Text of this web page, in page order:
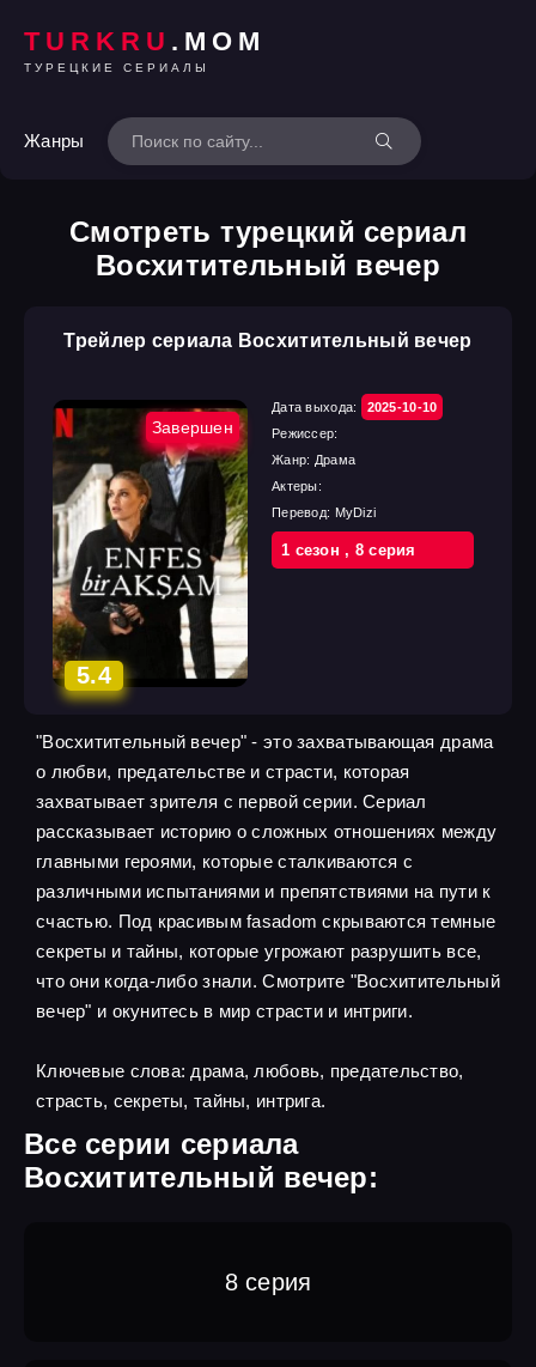
TURKRU .MOM
ТУРЕЦКИЕ СЕРИАЛЫ
Жанры
Смотреть турецкий сериал
Восхитительный вечер
Трейлер сериала Восхитительный вечер
Завершен
5.4
Дата выхода:
2025-10-10
Режиссер:
Жанр: Драма
Актеры:
Перевод: MyDizi
1 cезон, 8 cерия
"Восхитительный вечер" - это захватывающая драма
о любви, предательстве и страсти, которая
захватывает зрителя с первой серии. Сериал
рассказывает историю о сложных отношениях между
главными героями, которые сталкиваются с
различными испытаниями и препятствиями на пути к
счастью. Под красивым fasadom скрываются темные
секреты и тайны, которые угрожают разрушить все,
что они когда-либо знали. Смотрите "Восхитительный
вечер" и окунитесь в мир страсти и интриги.
Ключевые слова: драма, любовь, предательство,
страсть, секреты, тайны, интрига.
Все серии сериала
Восхитительный вечер:
8 серия